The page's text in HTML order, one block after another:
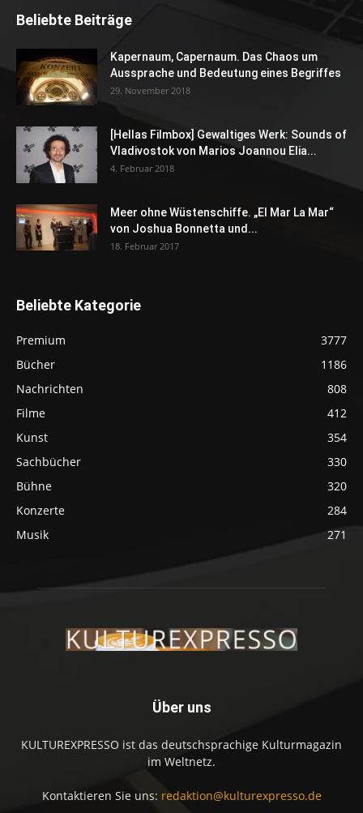
Beliebte Beiträge
Kapernaum, Capernaum. Das Chaos um
Aussprache und Bedeutung eines Begriffes
29. November 2018
[Hellas Filmbox] Gewaltiges Werk: Sounds of
Vladivostok von Marios Joannou Elia...
4. Februar 2018
Meer ohne Wüstenschiffe. „El Mar La Mar“
von Joshua Bonnetta und...
18. Februar 2017
Beliebte Kategorie
Premium
3777
Bücher
1186
Nachrichten
808
Filme
412
Kunst
354
Sachbücher
330
Bühne
320
Konzerte
284
Musik
271
Über uns
KULTUREXPRESSO ist das deutschsprachige Kulturmagazin
im Weltnetz.
Kontaktieren Sie uns: redaktion@kulturexpresso.de